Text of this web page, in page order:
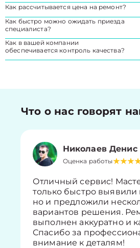
Как рассчитывается цена на ремонт?
Как быстро можно ожидать приезда
специалиста?
Как в вашей компании
обеспечивается контроль качества?
Что о нас говорят
Николаев Денис
Оценка работы
Отличный сервис!
только быстро выявили
но и предложили
вариантов решения.
выполнен аккуратно и
Спасибо за
внимание к деталям!